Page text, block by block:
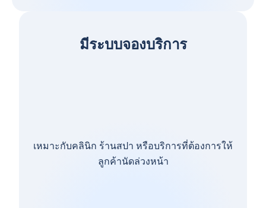
มีระบบจองบริการ
เหมาะกับคลินิก ร้านสปา หรือบริการที่ต้องการให้
ลูกค้านัดล่วงหน้า